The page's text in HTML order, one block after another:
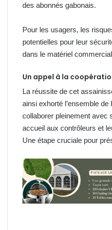
des abonnés gabonais.
Pour les usagers, les
potentielles pour leur
dans le matériel
Un appel à la
La réussite de cet
ainsi exhorté l’ensemble
collaborer pleinement avec
accueil aux contrôleurs et
Une étape cruciale pour